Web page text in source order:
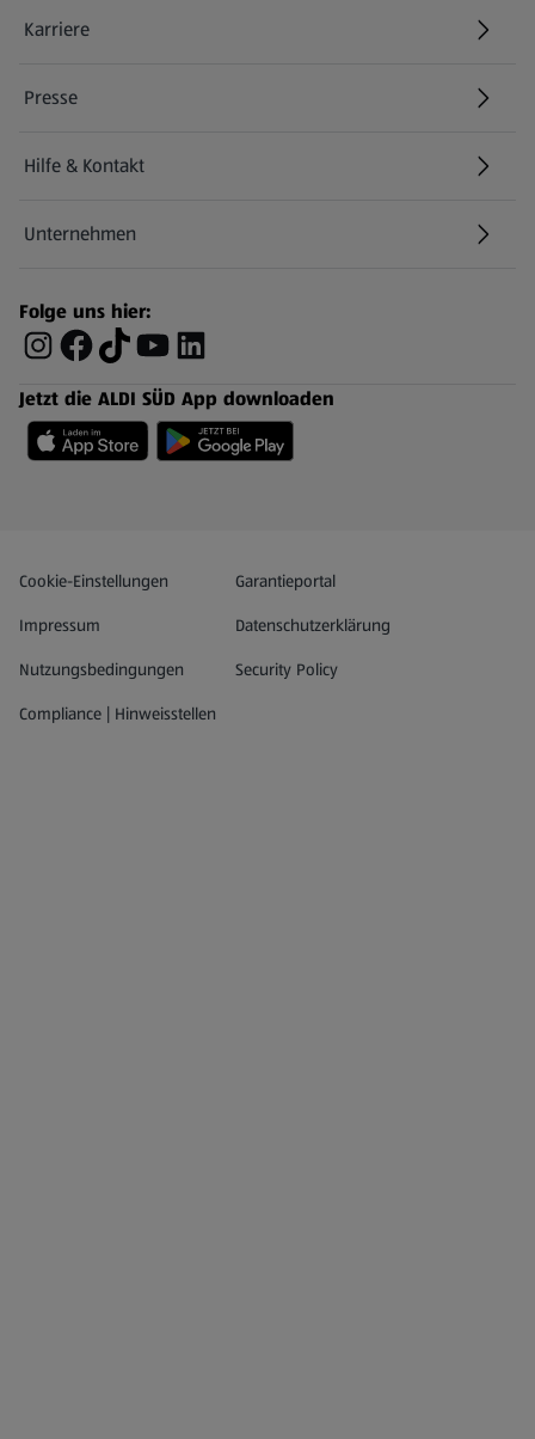
Karriere
Presse
Hilfe & Kontakt
(öffnet in einem neuen Tab)
Unternehmen
Folge uns hier:
Jetzt die ALDI SÜD App downloaden
Datenschutz- und Richtlinienmenü
Cookie-Einstellungen Garantieportal
(öffnet in einem neuen Tab)
Impressum
Datenschutzerklärung
Nutzungsbedingungen
Security Policy
Compliance | Hinweisstellen